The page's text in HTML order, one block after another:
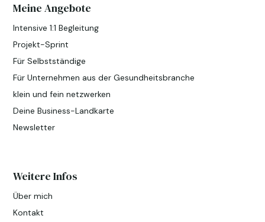
Meine Angebote
Intensive 1:1 Begleitung
Projekt-Sprint
Für Selbstständige
Für Unternehmen aus der Gesundheitsbranche
klein und fein netzwerken
Deine Business-Landkarte
Newsletter
Weitere Infos
Über mich
Kontakt